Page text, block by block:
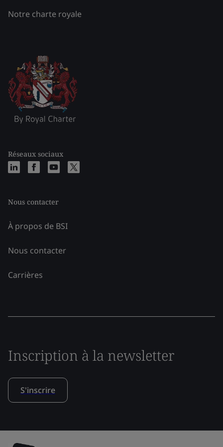
Notre charte royale
Réseaux sociaux
Nous contacter
À propos de BSI
Nous contacter
Carrières
Inscription à la newsletter
S'inscrire